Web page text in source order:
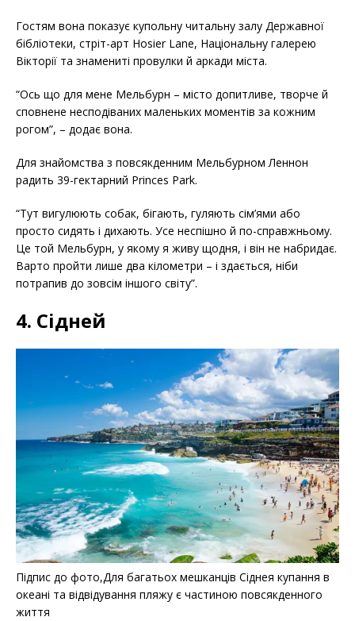
Гостям вона показує купольну читальну залу Державної
бібліотеки, стріт-арт Hosier Lane, Національну галерею
Вікторії та знамениті провулки й аркади міста.
“Ось що для мене Мельбурн – місто допитливе, творче й
сповнене несподіваних маленьких моментів за кожним
рогом”, – додає вона.
Для знайомства з повсякденним Мельбурном Леннон
радить 39-гектарний Princes Park.
“Тут вигулюють собак, бігають, гуляють сім’ями або
просто сидять і дихають. Усе неспішно й по-справжньому.
Це той Мельбурн, у якому я живу щодня, і він не набридає.
Варто пройти лише два кілометри – і здається, ніби
потрапив до зовсім іншого світу”.
4. Сідней
Підпис до фото,Для багатьох мешканців Сіднея купання в
океані та відвідування пляжу є частиною повсякденного
життя